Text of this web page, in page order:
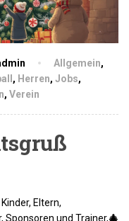
Allgemein,
, Herren, Jobs,
, Verein
Eltern,
Sponsoren und Trainer,🎄